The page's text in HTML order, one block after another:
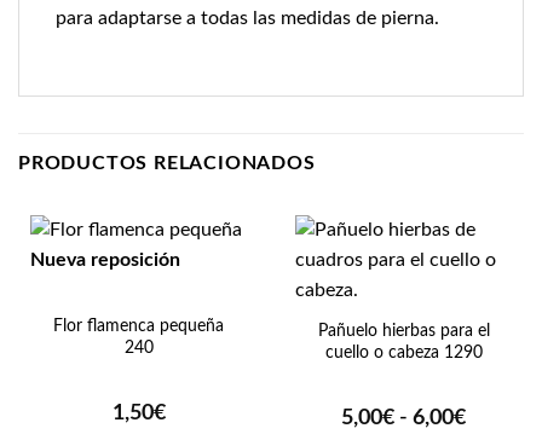
para adaptarse a todas las medidas de pierna.
PRODUCTOS RELACIONADOS
Nueva reposición
Flor flamenca pequeña
240
1,50€
Pañuelo hierbas para el
cuello o cabeza 1290
5,00€ - 6,00€Rango